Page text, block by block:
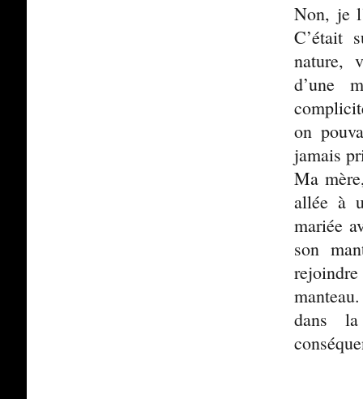
Non, je
C’était
nature,
d’une
on
jamais
Ma
allée à
mariée
son
rejoindre
dans